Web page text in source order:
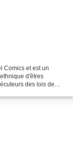
Comics et est un
d'êtres
des lois de